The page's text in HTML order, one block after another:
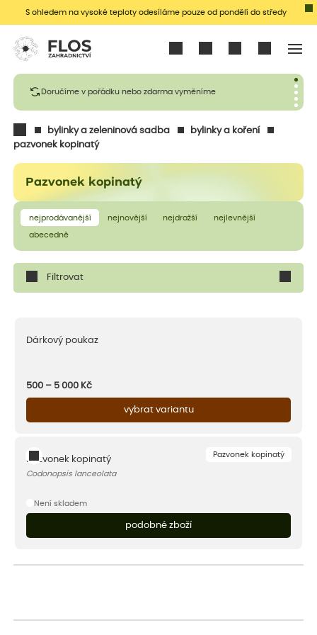
S ohledem na vysoké teploty odesíláme pouze od pondělí do středy
Doručíme v pořádku nebo zdarma vyměníme
bylinky a zeleninová sadba
bylinky a koření
pazvonek kopinatý
Pazvonek kopinatý
nejprodávanější nejnovější nejdražší nejlevnější
abecedně
Filtrovat
Dárkový poukaz
500 – 5 000 Kč
vybrat variantu
Pazvonek kopinatý
Pazvonek kopinatý
Codonopsis lanceolata
Není skladem
podobné zboží